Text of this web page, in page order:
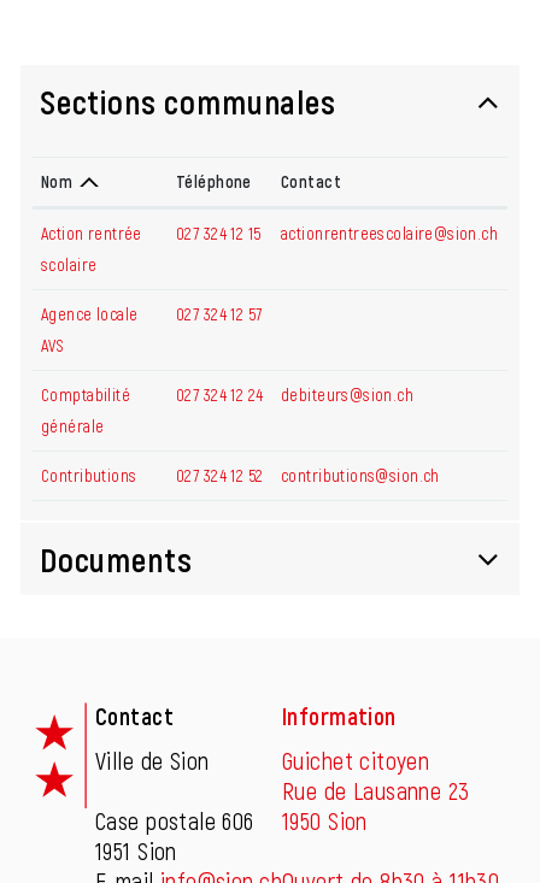
Sections communales
Nom Téléphone Contact
Action rentrée
scolaire
027 324 12 15 actionrentreescolaire@sion.ch
Agence locale
AVS
027 324 12 57
Comptabilité
générale
027 324 12 24 debiteurs@sion.ch
Contributions 027 324 12 52 contributions@sion.ch
Documents
Contact
Ville de Sion
Case postale 606
1951 Sion
Information
Guichet citoyen
Rue de Lausanne 23
1950 Sion